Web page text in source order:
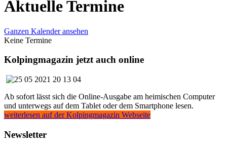
Aktuelle Termine
Ganzen Kalender ansehen
Keine Termine
Kolpingmagazin jetzt auch online
Ab sofort lässt sich die Online-Ausgabe am heimischen Computer
und unterwegs auf dem Tablet oder dem Smartphone lesen.
weiterlesen auf der Kolpingmagazin Webseite
Newsletter